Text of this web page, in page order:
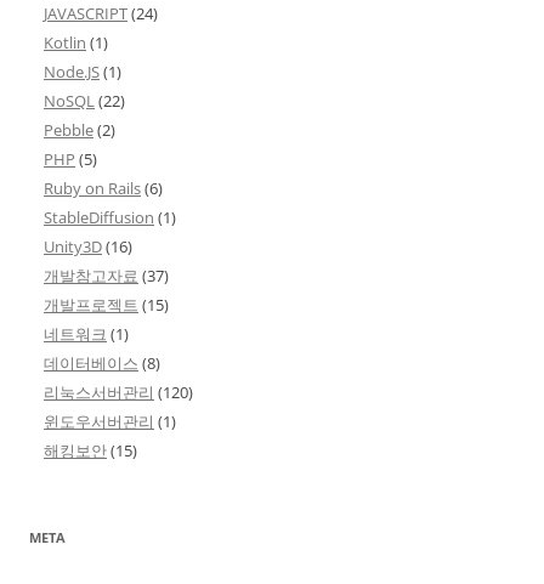
JAVASCRIPT(24)
Kotlin (1)
Node.JS(1)
NoSQL(22)
Pebble(2)
PHP (5)
Ruby on Rails(6)
StableDiffusion (1)
Unity3D(16)
개발참고자료 (37)
개발프로젝트 (15)
네트워크 (1)
데이터베이스 (8)
리눅스서버관리 (120)
윈도우서버관리 (1)
해킹보안(15)
META